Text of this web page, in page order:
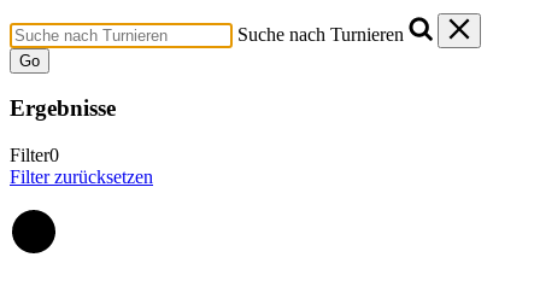
Suche nach Turnieren
Go
Ergebnisse
Filter0
Filter zurücksetzen